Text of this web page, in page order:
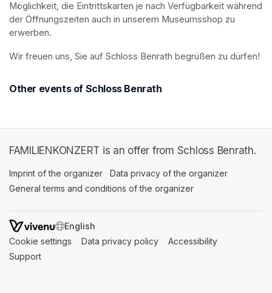
Möglichkeit, die Eintrittskarten je nach Verfügbarkeit während
der Öffnungszeiten auch in unserem Museumsshop zu
erwerben.
Wir freuen uns, Sie auf Schloss Benrath begrüßen zu dürfen!
Other events of Schloss Benrath
FAMILIENKONZERT is an offer from Schloss Benrath.
Imprint of the organizer (opens in a new tab)
Data privacy of the organizer
General terms and conditions of the organizer
SWITCH LANGUAGE
Cookie settings (opens in a new tab)
Data privacy policy (opens in a new tab)
Accessibility
Support